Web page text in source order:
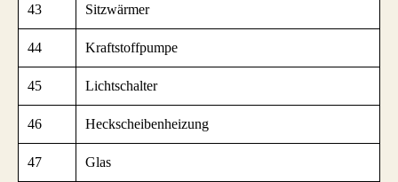
43 Sitzwärmer
44 Kraftstoffpumpe
45 Lichtschalter
46 Heckscheibenheizung
47 Glas